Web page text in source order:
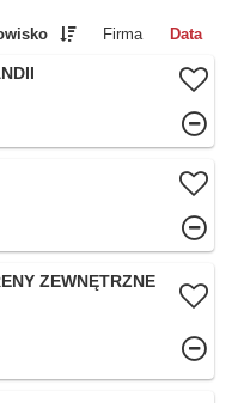
Firma Data
ZEWNĘTRZNE